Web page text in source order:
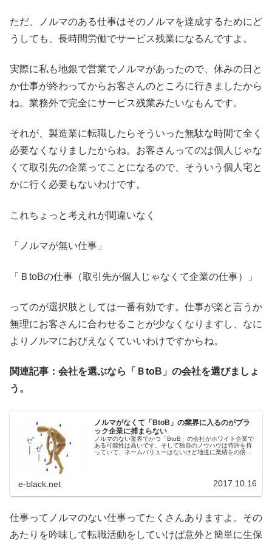
ただ、ノルマのある仕事はそのノルマを達成するためにど
うしても、長時間労働でサービス残業になるんですよ。
実際に私も地銀で営業でノルマがあったので、休みの日と
か仕事が終わってからお客さんのところに行きましたから
ね。業務外で完全にサービス残業みたいなもんです。
それが、製造業に転職したらそういった無駄な時間て全く
必要なくなりましたからね。お客さんってのは個人じゃな
くて取引先の企業ってことになるので、そういう個人宅と
かに行く必要もないわけです。
これちょっと考えれが間違いなく
「ノルマが無い仕事」
「ＢtoBの仕事（取引先が個人じゃなくて企業の仕事）」
ってのが選択肢としては一番有効です。仕事が楽と言うか
無理にお客さんに合わせることが少なくなりますし、なに
よりノルマにおびえなくていいわけですからね。
関連記事：会社を選ぶなら「ＢtoB」の会社を選びましょ
う。
ノルマがなくて「BtoB」の業界に入るのがブラ
ック企業に捕まらない
ノルマのない業界でかつ「BtoB」の会社がホワイト企業で
ある可能性は高いです。そして独自のノウハウは特許を持
っていて、ネームバリューはないけど地道に業績をの倍し
e-black.net 2017.10.16
仕事ってノルマのない仕事ってたくさんありますよ。その
あたりを吟味して転職活動をしていけば意外と簡単に生保